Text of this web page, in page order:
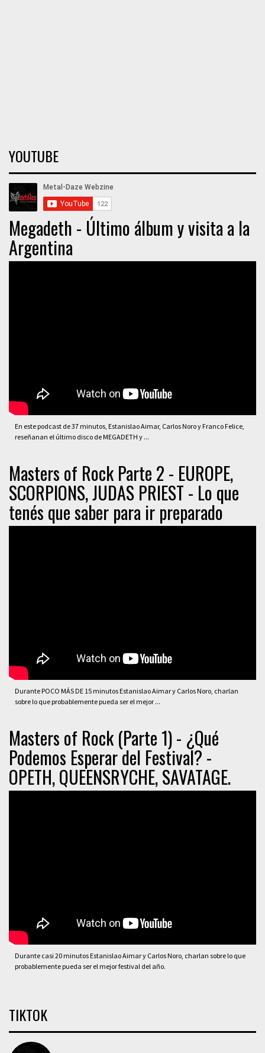
YOUTUBE
Megadeth - Último álbum y visita a la
Argentina
En este podcast de 37 minutos, Estanislao Aimar, Carlos Noro y Franco Felice,
reseñanan el último disco de MEGADETH y ...
Masters of Rock Parte 2 - EUROPE,
SCORPIONS, JUDAS PRIEST - Lo que
tenés que saber para ir preparado
Durante POCO MÁS DE 15 minutos Estanislao Aimar y Carlos Noro, charlan
sobre lo que probablemente pueda ser el mejor ...
Masters of Rock (Parte 1) - ¿Qué
Podemos Esperar del Festival? -
OPETH, QUEENSRYCHE, SAVATAGE.
Durante casi 20 minutos Estanislao Aimar y Carlos Noro, charlan sobre lo que
probablemente pueda ser el mejor festival del año.
TIKTOK